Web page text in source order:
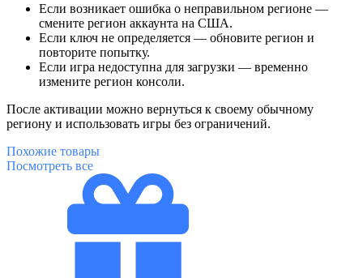
Если возникает ошибка о неправильном регионе —
смените регион аккаунта на США.
Если ключ не определяется — обновите регион и
повторите попытку.
Если игра недоступна для загрузки — временно
измените регион консоли.
После активации можно вернуться к своему обычному
региону и использовать игры без ограничений.
Похожие товары
Посмотреть все